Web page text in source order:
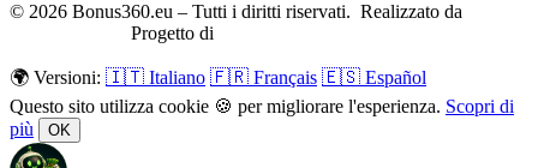
© 2026 Bonus360.eu – Tutti i diritti riservati. Realizzato da
Progetto di
🌍 Versioni: 🇮🇹 Italiano 🇫🇷 Français 🇪🇸 Español
Questo sito utilizza cookie 🍪 per migliorare l'esperienza. Scopri di
più
OK